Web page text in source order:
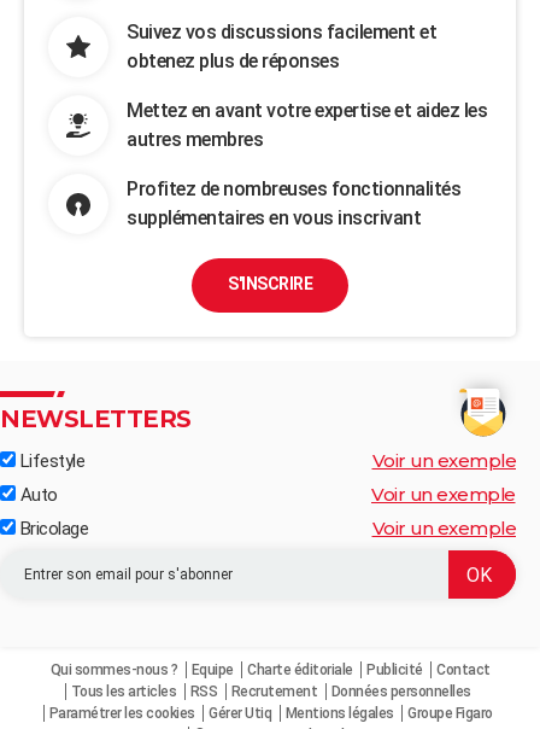
Suivez vos discussions facilement et
obtenez plus de réponses
Mettez en avant votre expertise et aidez les
autres membres
Profitez de nombreuses fonctionnalités
supplémentaires en vous inscrivant
S'INSCRIRE
NEWSLETTERS
Lifestyle Voir un exemple
Auto Voir un exemple
Bricolage Voir un exemple
Qui sommes-nous ? Equipe Charte éditoriale Publicité
Contact
Tous les articles
RSS Recrutement
Données personnelles
Paramétrer les cookies
Gérer Utiq Mentions légales
Groupe Figaro